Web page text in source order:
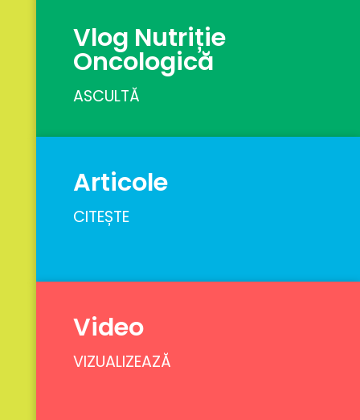
Vlog Nutriție
Oncologică
ASCULTĂ
Articole
CITEȘTE
Video
VIZUALIZEAZĂ